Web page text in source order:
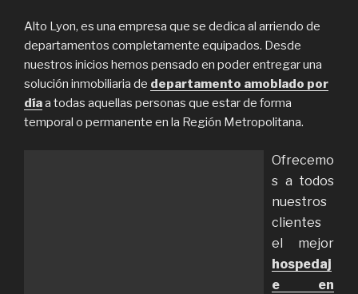
Alto Lyon, es una empresa que se dedica al arriendo de
departamentos completamente equipados. Desde
nuestros inicios hemos pensado en poder entregar una
solución inmobiliaria de departamento amoblado por
díaa todas aquellas personas que estar de forma
temporal o permanente en la Región Metropolitana.
Ofrecemo
s a todos
nuestros
clientes
el mejor
hospedaj
e en